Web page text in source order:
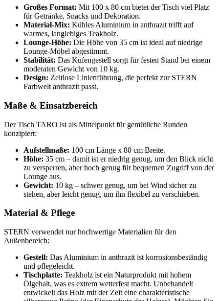
Großes Format: Mit 100 x 80 cm bietet der Tisch viel Platz
für Getränke, Snacks und Dekoration.
Material-Mix: Kühles Aluminium in anthrazit trifft auf
warmes, langlebiges Teakholz.
Lounge-Höhe: Die Höhe von 35 cm ist ideal auf niedrige
Lounge-Möbel abgestimmt.
Stabilität: Das Kufengestell sorgt für festen Stand bei einem
moderaten Gewicht von 10 kg.
Design: Zeitlose Linienführung, die perfekt zur STERN
Farbwelt anthrazit passt.
Maße & Einsatzbereich
Der Tisch TARO ist als Mittelpunkt für gemütliche Runden
konzipiert:
Aufstellmaße: 100 cm Länge x 80 cm Breite.
Höhe: 35 cm – damit ist er niedrig genug, um den Blick nicht
zu versperren, aber hoch genug für bequemen Zugriff von der
Lounge aus.
Gewicht: 10 kg – schwer genug, um bei Wind sicher zu
stehen, aber leicht genug, um ihn flexibel zu verschieben.
Material & Pflege
STERN verwendet nur hochwertige Materialien für den
Außenbereich:
Gestell: Das Aluminium in anthrazit ist korrosionsbeständig
und pflegeleicht.
Tischplatte: Teakholz ist ein Naturprodukt mit hohem
Ölgehalt, was es extrem wetterfest macht. Unbehandelt
entwickelt das Holz mit der Zeit eine charakteristische